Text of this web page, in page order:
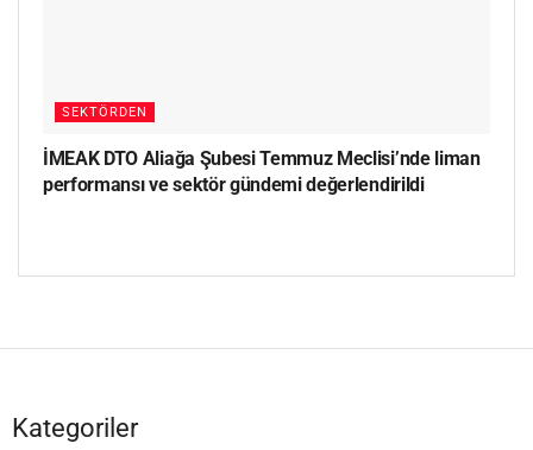
SEKTÖRDEN
İMEAK DTO Aliağa Şubesi Temmuz Meclisi’nde liman
performansı ve sektör gündemi değerlendirildi
Kategoriler